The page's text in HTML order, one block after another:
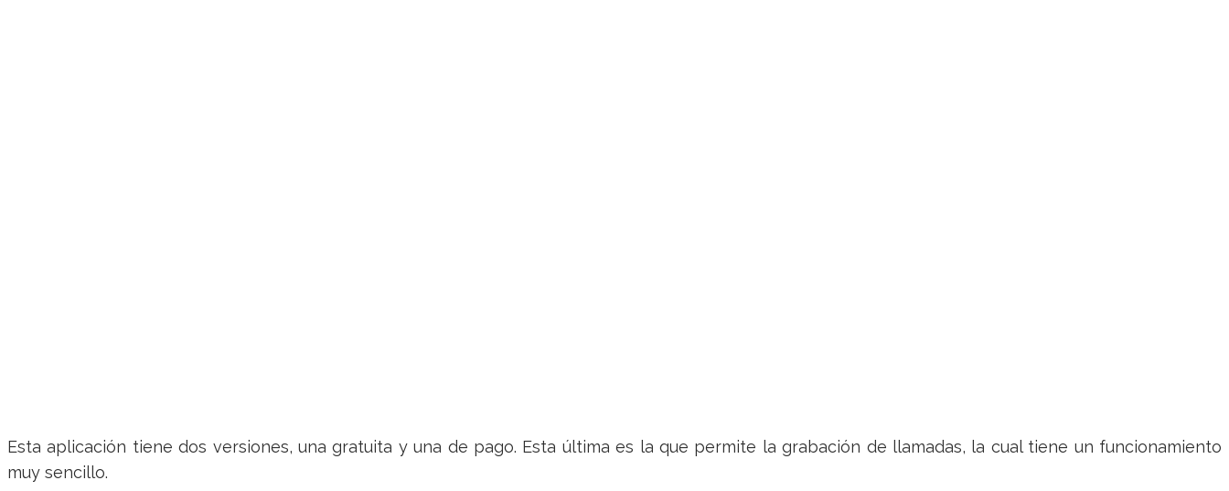
Esta aplicación tiene dos versiones, una gratuita y una de pago. Esta última es la que permite la grabación de llamadas, la cual tiene un funcionamiento
muy sencillo.